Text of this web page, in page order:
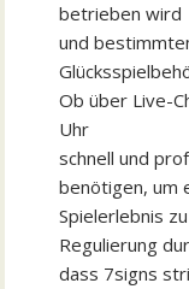
betrieben wird
und
Ob über Live-
Uhr
schnell und
benötigen, um
Spielerlebnis
Regulierung
dass 7signs